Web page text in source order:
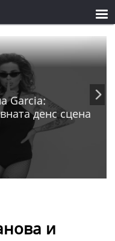
Garcia:
денс сцена
и